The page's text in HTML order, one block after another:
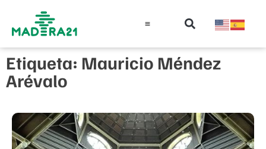
Etiqueta: Mauricio Méndez
Arévalo